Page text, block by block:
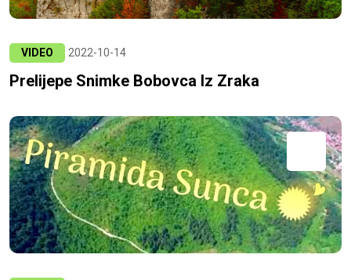
VIDEO 2022-10-14
Prelijepe Snimke Bobovca Iz Zraka